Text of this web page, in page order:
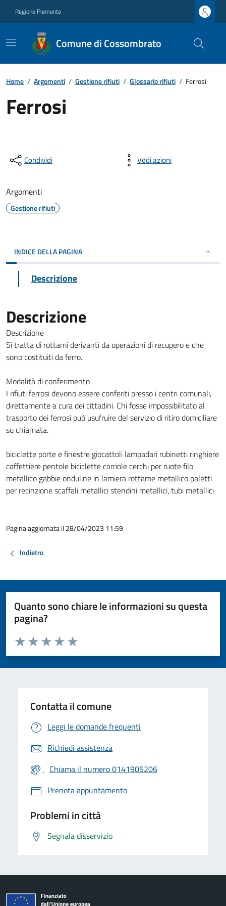
Regione Piemonte
Comune di Cossombrato
Home / Argomenti / Gestione rifiuti / Glossario rifiuti / Ferrosi
Ferrosi
Condividi Vedi azioni
Argomenti
Gestione rifiuti
INDICE DELLA PAGINA
Descrizione
Descrizione
Descrizione
Si tratta di rottami derivanti da operazioni di recupero e che
sono costituiti da ferro.
Modalità di conferimento
I rifiuti ferrosi devono essere conferiti presso i centri comunali,
direttamente a cura dei cittadini. Chi fosse impossibilitato al
trasporto dei ferrosi può usufruire del servizio di ritiro domiciliare
su chiamata.
biciclette porte e finestre giocattoli lampadari rubinetti ringhiere
caffettiere pentole biciclette carriole cerchi per ruote filo
metallico gabbie onduline in lamiera rottame metallico paletti
per recinzione scaffali metallici stendini metallici, tubi metallici
Pagina aggiornata il 28/04/2023 11:59
Indietro
Quanto sono chiare le informazioni su questa
pagina?
Valuta da 1 a 5 stelle la pagina
Valuta 5 stelle su 5
Valuta 4 stelle su 5
Valuta 3 stelle su 5
Valuta 2 stelle su 5
Valuta 1 stelle su 5
Contatta il comune
Leggi le domande frequenti
Richiedi assistenza
Chiama il numero 0141905206
Prenota appuntamento
Problemi in città
Segnala disservizio